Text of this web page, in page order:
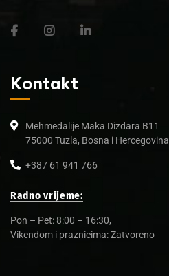
Kontakt
Mehmedalije Maka Dizdara B11
75000 Tuzla, Bosna i Hercegovina
+387 61 941 766
Radno vrijeme:
Pon – Pet: 8:00 – 16:30,
Vikendom i praznicima: Zatvoreno